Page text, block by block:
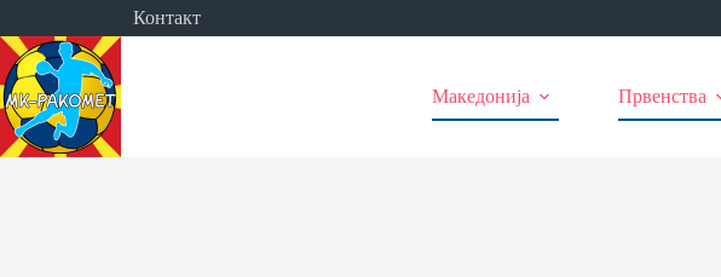
content
Контакт
Македонија Првенства